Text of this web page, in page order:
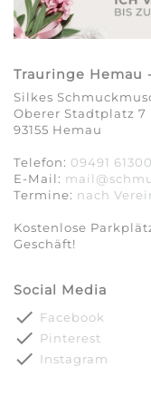
Trauringe Hemau
Silkes
Oberer Stadtplatz 7
93155 Hemau
Telefon: 09491
E-Mail:
Termine: nach
Kostenlose
Geschäft!
Social Media
done Facebook
done Pinterest
done Instagram